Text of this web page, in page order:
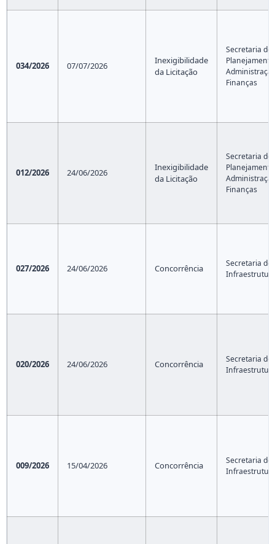
034/2026 07/07/2026
Inexigibilidade
da Licitação
Secretaria de
Finanças
012/2026 24/06/2026
Inexigibilidade
da Licitação
Secretaria de
Finanças
027/2026 24/06/2026 Concorrência
Secretaria de
020/2026 24/06/2026 Concorrência
Secretaria de
009/2026 15/04/2026 Concorrência
Secretaria de